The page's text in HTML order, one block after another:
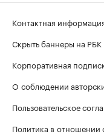
Контактная
Скрыть баннеры на РБК
Корпоративная
О соблюдении
Пользовательское
Политика в отношении